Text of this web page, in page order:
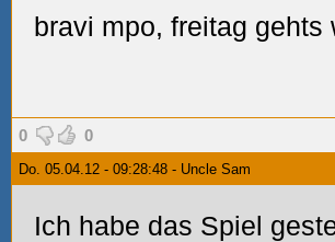
bravi mpo, freitag gehts
0 0
Do. 05.04.12 - 09:28:48 - Uncle Sam
Ich habe das Spiel